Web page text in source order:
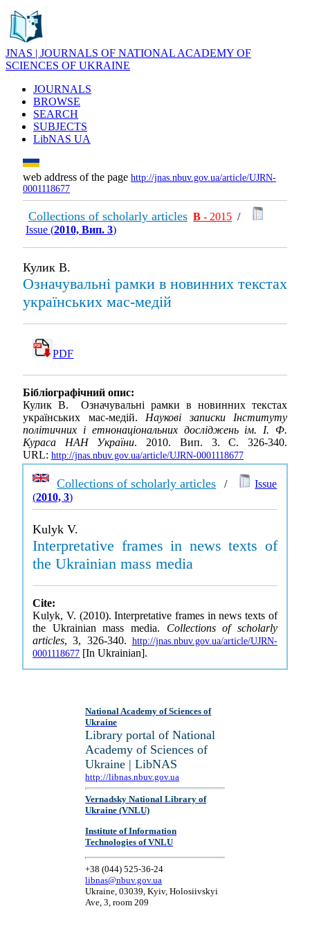
JNAS | JOURNALS OF NATIONAL ACADEMY OF
SCIENCES OF UKRAINE
JOURNALS
BROWSE
SEARCH
SUBJECTS
LibNAS UA
web address of the page http://jnas.nbuv.gov.ua/article/UJRN-
0001118677
Collections of scholarly articles В - 2015 /
Issue (2010, Вип. 3)
Кулик В.
Означувальні рамки в новинних текстах
українських мас-медій
PDF
Бібліографічний опис:
Кулик В. Означувальні рамки в новинних текстах
українських мас-медій. Наукові записки Інституту
політичних і етнонаціональних досліджень ім. І. Ф.
Кураса НАН України. 2010. Вип. 3. С. 326-340.
URL: http://jnas.nbuv.gov.ua/article/UJRN-0001118677
Collections of scholarly articles /
Issue
(2010, 3)
Kulyk V.
Interpretative frames in news texts of
the Ukrainian mass media
Cite:
Kulyk, V. (2010). Interpretative frames in news texts of
the Ukrainian mass media. Collections of scholarly
articles, 3, 326-340. http://jnas.nbuv.gov.ua/article/UJRN-
0001118677 [In Ukrainian].
National Academy of Sciences of
Ukraine
Library portal of National
Academy of Sciences of
Ukraine | LibNAS
http://libnas.nbuv.gov.ua
Vernadsky National Library of
Ukraine (VNLU)
Institute of Information
Technologies of VNLU
+38 (044) 525-36-24
libnas@nbuv.gov.ua
Ukraine, 03039, Kyiv, Holosiivskyi
Ave, 3, room 209